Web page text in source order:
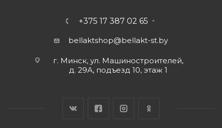
+375 17 387 02 65
bellaktshop@bellakt-st.by
г. Минск, ул. Машиностроителей,
д. 29А, подъезд 10, этаж 1